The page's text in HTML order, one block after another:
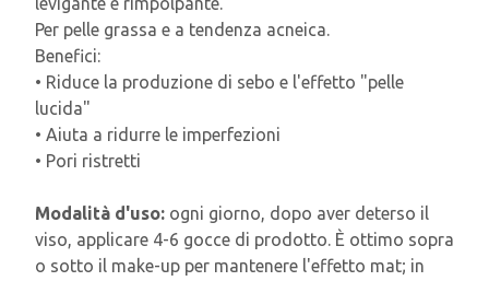
Per pelle grassa e a tendenza acneica.
Benefici:
• Riduce la produzione di sebo e l'effetto "pelle
lucida"
• Aiuta a ridurre le imperfezioni
• Pori ristretti
Modalità d'uso: ogni giorno, dopo aver deterso il
viso, applicare 4-6 gocce di prodotto. È ottimo sopra
o sotto il make-up per mantenere l'effetto mat; in